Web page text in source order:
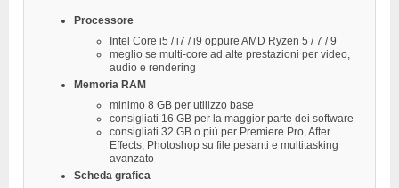
Processore
Intel Core i5 / i7 / i9 oppure AMD Ryzen 5 / 7 / 9
meglio se multi-core ad alte prestazioni per video,
audio e rendering
Memoria RAM
minimo 8 GB per utilizzo base
consigliati 16 GB per la maggior parte dei software
consigliati 32 GB o più per Premiere Pro, After
Effects, Photoshop su file pesanti e multitasking
avanzato
Scheda grafica